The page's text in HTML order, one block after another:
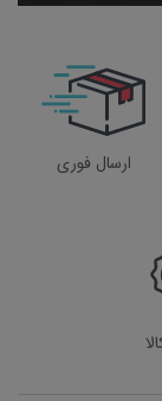
ارسال فوری